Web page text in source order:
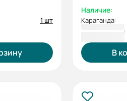
1 шт
встроенный
контактор)
Наличие:
Караганда:
В